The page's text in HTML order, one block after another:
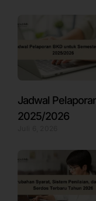
Jadwal
2025/2026